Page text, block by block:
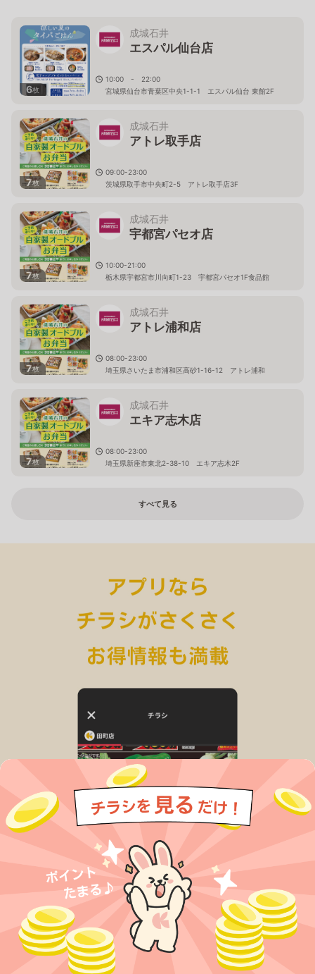
6枚
成城石井
エスパル仙台店
10:00 - 22:00
宮城県仙台市青葉区中央1-1-1 エスパル仙台 東館2F
7枚
成城石井
アトレ取手店
09:00-23:00
茨城県取手市中央町2-5 アトレ取手店3F
7枚
成城石井
宇都宮パセオ店
10:00-21:00
栃木県宇都宮市川向町1-23 宇都宮パセオ1F食品館
7枚
成城石井
アトレ浦和店
08:00-23:00
埼玉県さいたま市浦和区高砂1-16-12 アトレ浦和
7枚
成城石井
エキア志木店
08:00-23:00
埼玉県新座市東北2-38-10 エキア志木2F
すべて見る